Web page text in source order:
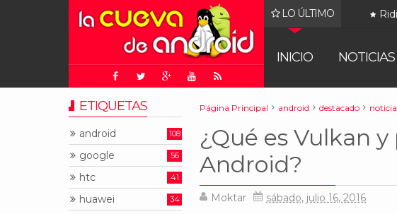
LO ÚLTIMO
manera) correr DOOM Ridiculous
INICIO NOTICIAS
Página Principal android destacado
¿Qué es Vulkan
Android?
Moktar sábado, julio 16, 2016
ETIQUETAS
android 108
google 56
htc 41
huawei 34